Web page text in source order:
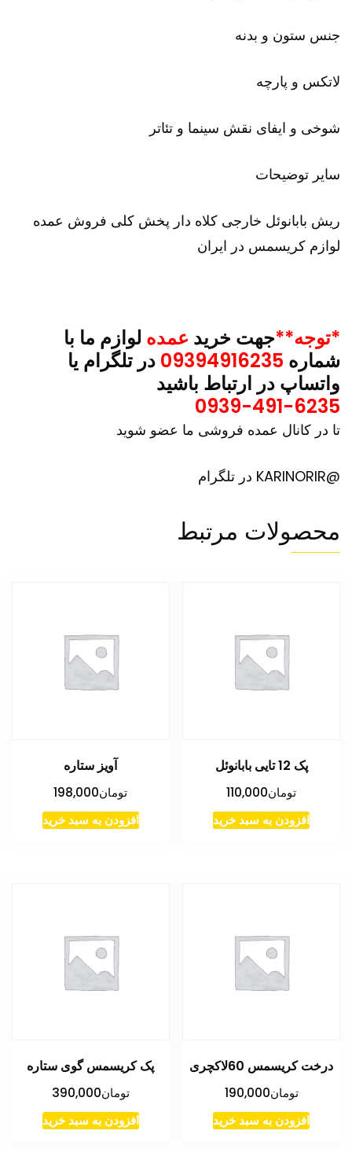
جنس ستون و بدنه
لاتکس و پارچه
شوخی و ایفای نقش سینما و تئاتر
سایر توضیحات
ریش بابانوئل خارجی کلاه دار پخش کلی فروش عمده
لوازم کریسمس در ایران
*توجه**جهت خرید عمده لوازم ما با
شماره
در تلگرام یا
واتساپ در ارتباط باشید
0939-491-6235
تا در کانال عمده فروشی ما عضو شوید
@KARINORIR در تلگرام
محصولات مرتبط
پک 12 تایی بابانوئل
تومان110,000
افزودن به سبد خرید
آویز ستاره
تومان198,000
افزودن به سبد خرید
درخت کریسمس 60لاکچری
تومان190,000
افزودن به سبد خرید
پک کریسمس گوی ستاره
تومان390,000
افزودن به سبد خرید